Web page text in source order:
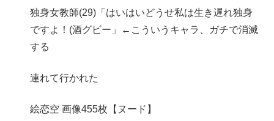
独身女教師(29)「はいはいどうせ私は生き遅れ独身
ですよ！(酒グビー」←こういうキャラ、ガチで消滅
する
連れて行かれた
絵恋空 画像455枚【ヌード】